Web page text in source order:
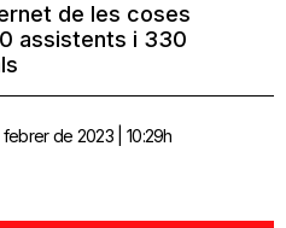
de les coses
assistents i 330
de 2023 | 10:29h